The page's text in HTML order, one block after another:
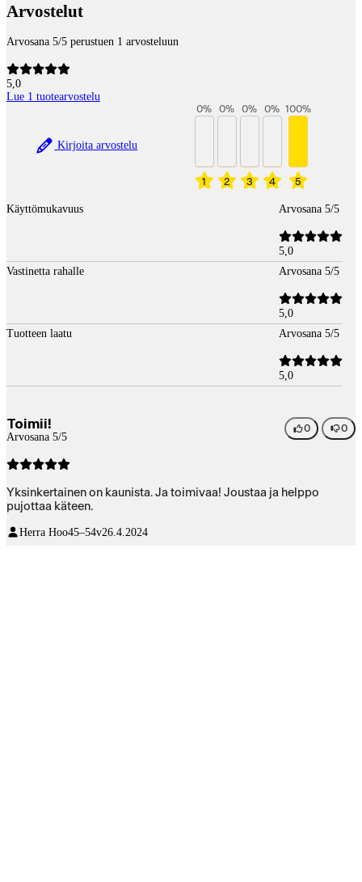
Arvostelut
Arvosana 5/5 perustuen 1 arvosteluun
5,0
Lue 1 tuotearvostelu
Kirjoita arvostelu
1
0%
2
0%
3
0%
4
0%
5
100%
Käyttömukavuus Arvosana 5/5
5,0
Vastinetta rahalle
Arvosana 5/5
5,0
Tuotteen laatu
Arvosana 5/5
5,0
Toimii!
Arvosana 5/5
0 0
Yksinkertainen on kaunista. Ja toimivaa! Joustaa ja helppo
pujottaa käteen.
Herra Hoo45–54v26.4.2024